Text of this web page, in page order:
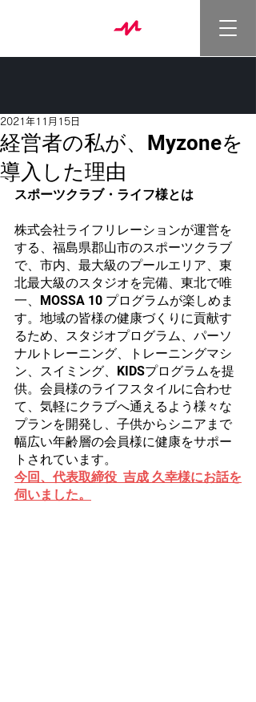
経営者の私が、Myzoneを
導入した理由
2021年11月15日
スポーツクラブ・ライフ様とは
株式会社ライフリレーションが運営を
する、福島県郡山市のスポーツクラブ
で、市内、最大級のプールエリア、東
北最大級のスタジオを完備、東北で唯
一、MOSSA 10 プログラムが楽しめま
す。地域の皆様の健康づくりに貢献す
るため、スタジオプログラム、パーソ
ナルトレーニング、トレーニングマシ
ン、スイミング、KIDSプログラムを提
供。会員様のライフスタイルに合わせ
て、気軽にクラブへ通えるよう様々な
プランを開発し、子供からシニアまで
幅広い年齢層の会員様に健康をサポー
トされています。
今回、代表取締役  吉成 久幸様にお話を
伺いました。